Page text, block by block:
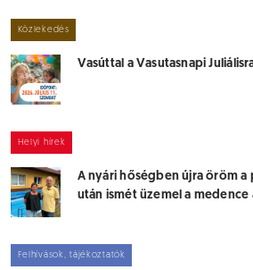
Közlekedés
Vasúttal a Vasutasnapi
Helyi hírek
A nyári hőségben újra öröm a
után ismét üzemel a medence
Felhívások, tájékoztatók